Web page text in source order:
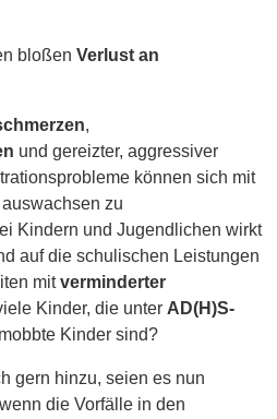
bloßen Verlust an
,
und gereizter, aggressiver
können sich mit
zu
Kindern und Jugendlichen wirkt
auf die schulischen Leistungen
mitverminderter
Kinder, die unter AD(H)S-
Kinder sind?
gern hinzu, seien es nun
die Vorfälle in den